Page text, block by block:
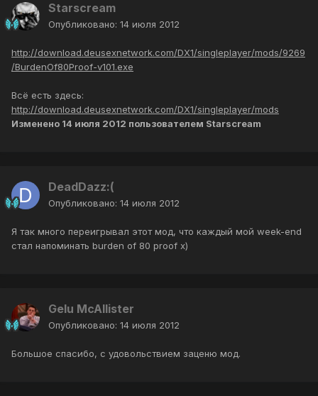
Starscream
Опубликовано: 14 июля 2012
http://download.deusexnetwork.com/DX1/singleplayer/mods/9269
/BurdenOf80Proof-v101.exe
Всё есть здесь:
http://download.deusexnetwork.com/DX1/singleplayer/mods
Изменено 14 июля 2012 пользователем Starscream
DeadDazz:(
Опубликовано: 14 июля 2012
Я так много переигрывал этот мод, что каждый мой week-end
стал напоминать burden of 80 proof x)
Gelu McAllister
Опубликовано: 14 июля 2012
Большое спасибо, с удовольствием заценю мод.